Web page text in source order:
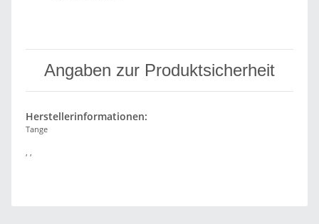
Angaben zur Produktsicherheit
Herstellerinformationen:
Tange